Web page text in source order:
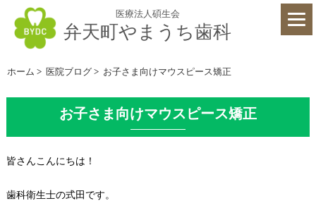
医療法人碩生会
弁天町やまうち歯科
ホーム > 医院ブログ > お子さま向けマウスピース矯正
お子さま向けマウスピース矯正
皆さんこんにちは！
歯科衛生士の式田です。